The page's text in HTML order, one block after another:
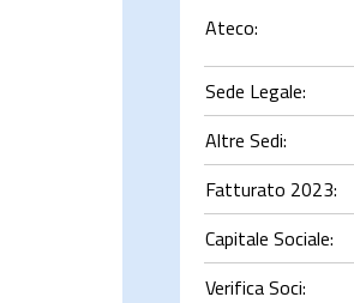
Ateco:
Sede Legale:
Altre Sedi:
Fatturato 2023:
Capitale Sociale:
Verifica Soci: